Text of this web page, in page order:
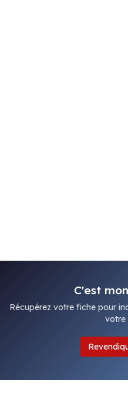
C'est
Récupérez votre fiche pour
votre